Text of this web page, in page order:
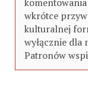
wkrótce
kulturalnej
wyłącznie dla
Patronów